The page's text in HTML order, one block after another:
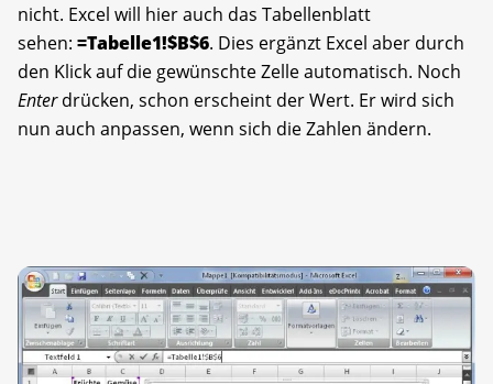
nicht. Excel will hier auch das Tabellenblatt
sehen: =Tabelle1!$B$6. Dies ergänzt Excel aber durch
den Klick auf die gewünschte Zelle automatisch. Noch
Enterdrücken, schon erscheint der Wert. Er wird sich
nun auch anpassen, wenn sich die Zahlen ändern.